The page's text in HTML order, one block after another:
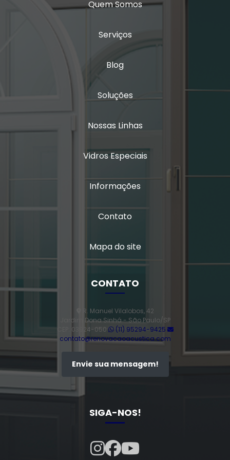
Vidro laminado triplo
Vidro multilaminado acústico
Quem Somos
Serviços
Blog
Soluções
Nossas Linhas
Vidros Especiais
Informações
Contato
Mapa do site
CONTATO
R. Manuel Vilalobos, 42
Jardim Dona Sinhá - São Paulo/SP
CEP: 03924-050
(11) 95294-9425
contato@renovacaoacustica.com
Envie sua mensagem!
SIGA-NOS!